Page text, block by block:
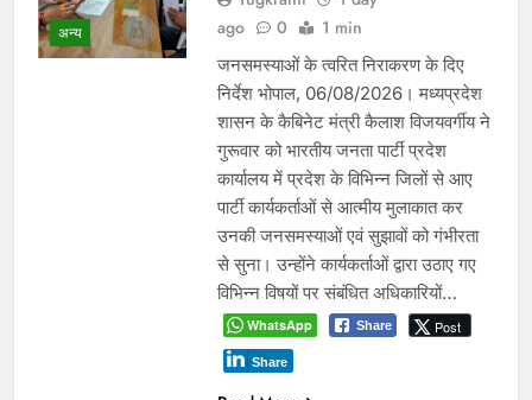
प्रमुख
भरोसे चला सिस्टम, बारोड़ पर
कार्रवाई की मांग
Yugkranti
3 days
ago
0 1 mins
शासन के तबादला आदेश की खुली अवहेलना
या विभागीय संरक्षण! आबकारी आयुक्त की
कार्यप्रणाली पर भी सवाल ग्वालियर /दतिया।
मध्यप्रदेश आबकारी विभाग एक बार फिर
गंभीर प्रशासनिक सवालों के घेरे में है। दतिया
में विधानसभा चुनाव जैसे संवेदनशील दौर में
क़रीब दो माह तक लगातार जिला आबकारी
अधिकारी का पद व्यावहारिक रूप से खाली